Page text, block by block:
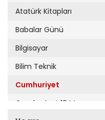
Atatürk Kitapları
Babalar Günü
Bilgisayar
Bilim Teknik
Cumhuriyet
Cumhuriyet 19 Mayıs